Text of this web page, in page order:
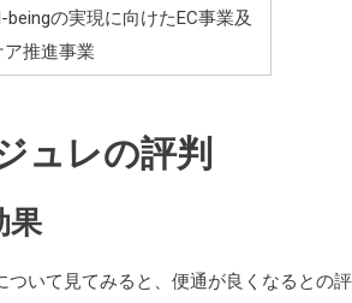
の実現に向けたEC事業及
推進事業
ュレの評判
果
ついて見てみると、便通が良くなるとの